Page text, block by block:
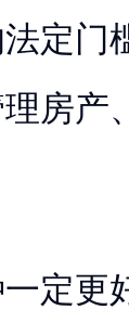
定门
房产
定更